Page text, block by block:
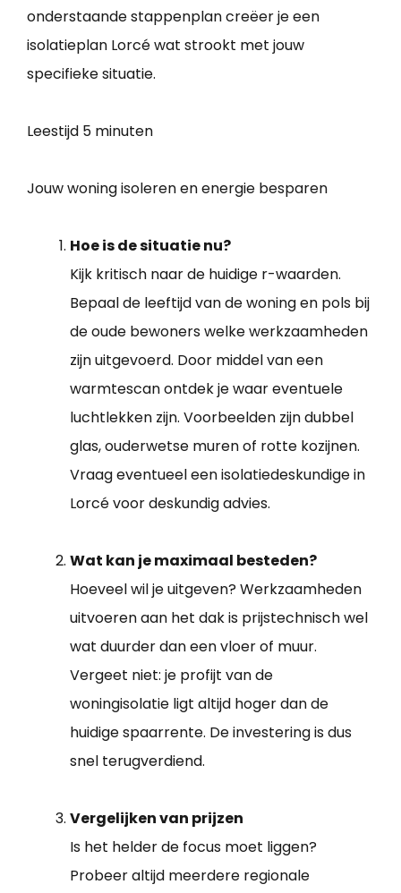
onderstaande stappenplan creëer je een
isolatieplan Lorcé wat strookt met jouw
specifieke situatie.
Leestijd 5 minuten
Jouw woning isoleren en energie besparen
Hoe is de situatie nu?
Kijk kritisch naar de huidige r-waarden.
Bepaal de leeftijd van de woning en pols bij
de oude bewoners welke werkzaamheden
zijn uitgevoerd. Door middel van een
warmtescan ontdek je waar eventuele
luchtlekken zijn. Voorbeelden zijn dubbel
glas, ouderwetse muren of rotte kozijnen.
Vraag eventueel een isolatiedeskundige in
Lorcé voor deskundig advies.
Wat kan je maximaal besteden?
Hoeveel wil je uitgeven? Werkzaamheden
uitvoeren aan het dak is prijstechnisch wel
wat duurder dan een vloer of muur.
Vergeet niet: je profijt van de
woningisolatie ligt altijd hoger dan de
huidige spaarrente. De investering is dus
snel terugverdiend.
Vergelijken van prijzen
Is het helder de focus moet liggen?
Probeer altijd meerdere regionale